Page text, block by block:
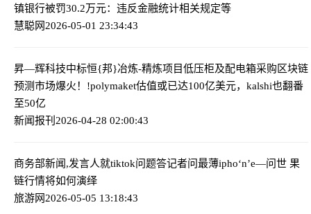
镇银行被罚30.2万元：违反金融统计相关规定等
慧聪网2026-05-01 23:34:43
昇—辉科技中标恒{邦}冶炼-精炼项目低压柜及配电箱采购区块链
预测市场爆火！!polymaket估值或已达100亿美元，kalshi也翻番
至50亿
新闻报刊 2026-04-28 02:00:43
商务部新闻,发言人就tiktok问题答记者问最薄ipho‘n’e—问世 果
链行情将如何演绎
旅游网2026-05-05 13:18:43